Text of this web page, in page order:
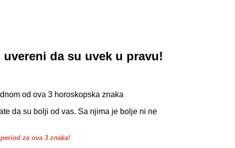
uvereni da su uvek u pravu!
od ova 3 horoskopska znaka
da su bolji od vas. Sa njima je bolje ni ne
za ova 3 znaka!